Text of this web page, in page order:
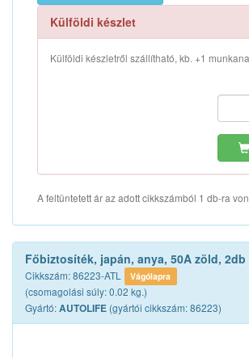
Külföldi készlet
Külföldi készletről szállítható, kb. +1
A feltüntetett ár az adott cikkszámból 1 db-ra
Főbiztosíték, japán, anya, 50A zöld, 2db
Cikkszám: 86223-ATL Vágólapra
(csomagolási súly: 0.02 kg.)
Gyártó:AUTOLIFE (gyártói cikkszám: 86223)